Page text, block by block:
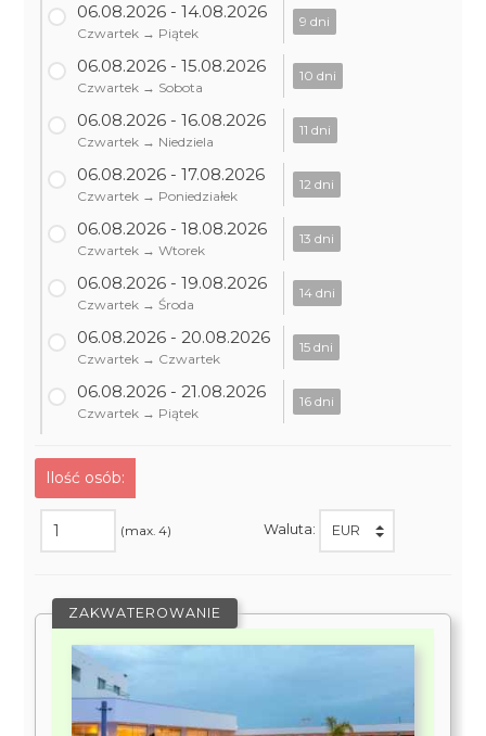
06.08.2026 - 14.08.2026
Czwartek → Piątek
9 dni
06.08.2026 - 15.08.2026
Czwartek → Sobota
10 dni
06.08.2026 - 16.08.2026
Czwartek → Niedziela
11 dni
06.08.2026 - 17.08.2026
Czwartek → Poniedziałek
12 dni
06.08.2026 - 18.08.2026
Czwartek → Wtorek
13 dni
06.08.2026 - 19.08.2026
Czwartek → Środa
14 dni
06.08.2026 - 20.08.2026
Czwartek → Czwartek
15 dni
06.08.2026 - 21.08.2026
Czwartek → Piątek
16 dni
Ilość osób:
(max. 4) Waluta:
ZAKWATEROWANIE